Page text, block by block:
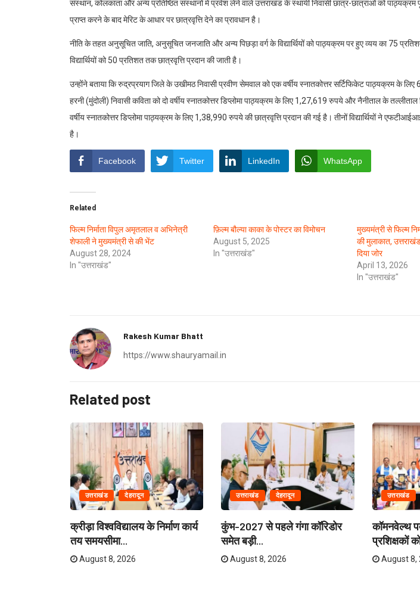
संस्थान, कोलकाता और अन्य प्रतिष्ठित संस्थानों में प्रवेश लेने वाले उत्तराखंड के स्थायी निवासी छात्र-छात्राओं को
प्राप्त करने के बाद मेरिट के आधार पर छात्रवृत्ति देने का प्रावधान है।
नीति के तहत अनुसूचित जाति, अनुसूचित जनजाति और अन्य पिछड़ा वर्ग के विद्यार्थियों को पाठ्यक्रम पर हुए व्यय का 75
विद्यार्थियों को 50 प्रतिशत तक छात्रवृत्ति प्रदान की जाती है।
उन्होंने बताया कि रुद्रप्रयाग जिले के उखीमठ निवासी प्रवीण सेमवाल को एक वर्षीय स्नातकोत्तर सर्टिफिकेट पाठ्यक्रम के
हरनी (मुंदोली) निवासी कविता को दो वर्षीय स्नातकोत्तर डिप्लोमा पाठ्यक्रम के लिए 1,27,619 रुपये और नैनीताल के
वर्षीय स्नातकोत्तर डिप्लोमा पाठ्यक्रम के लिए 1,38,990 रुपये की छात्रवृत्ति प्रदान की गई है। तीनों विद्यार्थियों ने
है।
Facebook Twitter LinkedIn WhatsApp
Related
फिल्म निर्माता विपुल अमृतलाल व अभिनेत्री
शेफाली ने मुख्यमंत्री से की भेंट
August 28, 2024
In "उत्तराखंड"
फ़िल्म बौल्या काका के पोस्टर का विमोचन
August 5, 2025
In "उत्तराखंड"
मुख्यमंत्री से फिल्म
की मुलाकात,
दिया जोर
April 13, 2026
In "उत्तराखंड"
Rakesh Kumar Bhatt
https://www.shauryamail.in
Related post
उत्तराखंड देहरादून
क्रीड़ा विश्वविद्यालय के निर्माण कार्य
तय समयसीमा...
August 8, 2026
उत्तराखंड देहरादून
कुंभ-2027 से पहले गंगा कॉरिडोर
समेत बड़ी...
August 8, 2026
उत्तराखंड
कॉमनवेल्थ
प्रशिक्षकों
August 8,